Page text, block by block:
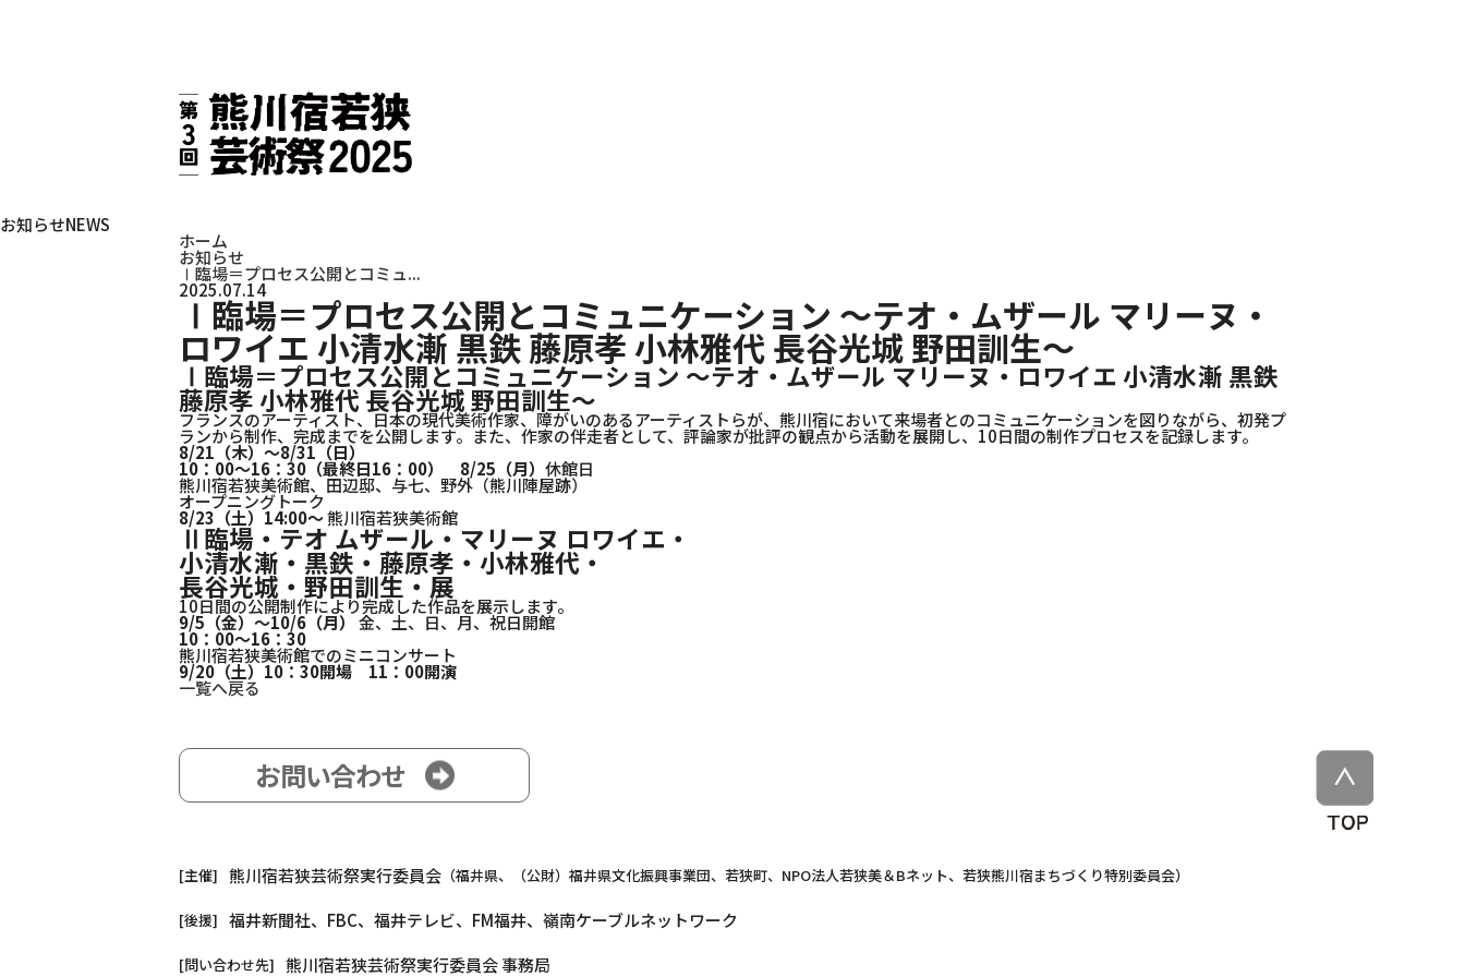
お知らせNEWS
ホーム
お知らせ
Ⅰ臨場＝プロセス公開とコミュ...
2025.07.14
Ⅰ臨場＝プロセス公開とコミュニケーション ～テオ・ムザール マリーヌ・
ロワイエ 小清水漸 黒鉄 藤原孝 小林雅代 長谷光城 野田訓生～
Ⅰ臨場＝プロセス公開とコミュニケーション ～テオ・ムザール マリーヌ・ロワイエ 小清水漸 黒鉄
藤原孝 小林雅代 長谷光城 野田訓生～
フランスのアーティスト、日本の現代美術作家、障がいのあるアーティストらが、熊川宿において来場者とのコミュニケーションを図りながら、初発プ
ランから制作、完成までを公開します。また、作家の伴走者として、評論家が批評の観点から活動を展開し、10日間の制作プロセスを記録します。
8/21（木）～8/31（日）
10：00～16：30（最終日16：00） 8/25（月） 休館日
熊川宿若狭美術館、田辺邸、与七、野外（熊川陣屋跡）
オープニングトーク
8/23（土）14:00～熊川宿若狭美術館
Ⅱ臨場・テオ ムザール・マリーヌ ロワイエ・
小清水漸・黒鉄・藤原孝・小林雅代・
長谷光城・野田訓生・展
10日間の公開制作により完成した作品を展示します。
9/5（金）～10/6（月） 金、土、日、月、祝日開館
10：00～16：30
熊川宿若狭美術館でのミニコンサート
9/20（土）10：30開場 11：00開演
一覧へ戻る
お問い合わせ
[主催] 熊川宿若狭芸術祭実行委員会 （福井県、（公財）福井県文化振興事業団、若狭町、NPO法人若狭美＆Bネット、若狭熊川宿まちづくり特別委員会）
[後援] 福井新聞社、FBC、福井テレビ、FM福井、嶺南ケーブルネットワーク
[問い合わせ先] 熊川宿若狭芸術祭実行委員会 事務局